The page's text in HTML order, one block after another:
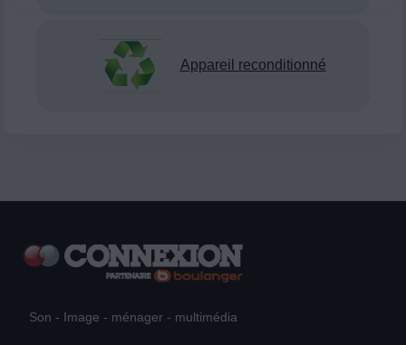
Appareil reconditionné
Son - Image - ménager - multimédia